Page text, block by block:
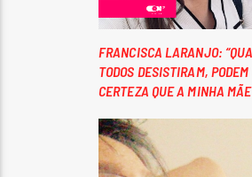
FRANCISCA LARANJO:
TODOS DESISTIRAM,
CERTEZA QUE A MINHA